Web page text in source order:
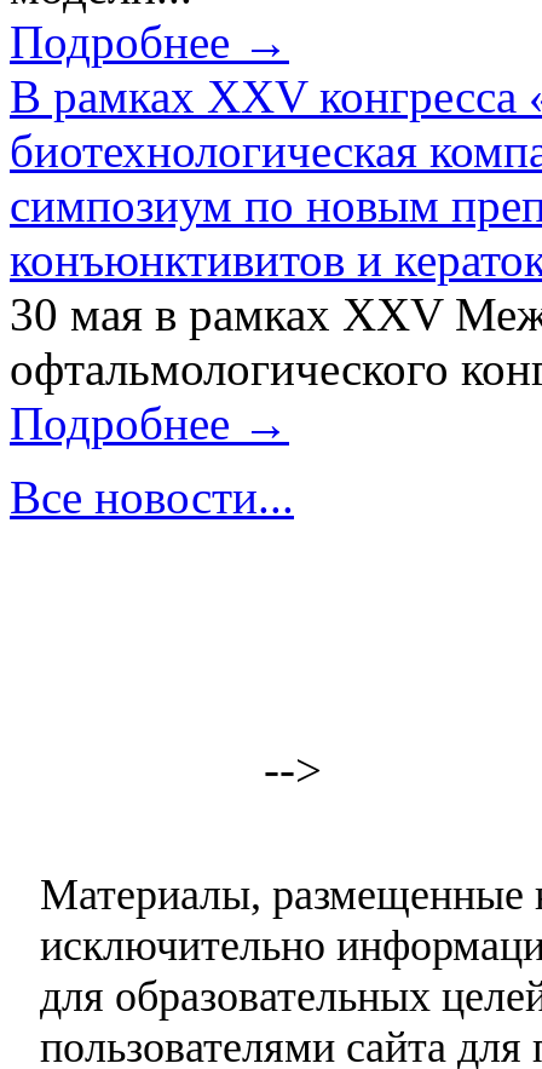
Подробнее →
В рамках XXV конгресса
биотехнологическая
симпозиум по новым
конъюнктивитов и
30 мая в рамках XXV
офтальмологического
Подробнее →
Все новости...
-->
Материалы, размещенные
исключительно
для образовательных
пользователями сайта